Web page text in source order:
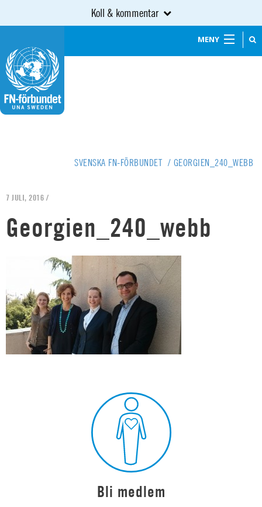
Koll & kommentar
MENY
SVENSKA FN-FÖRBUNDET / GEORGIEN_240_WEBB
7 JULI, 2016 /
Georgien_240_webb
Bli medlem